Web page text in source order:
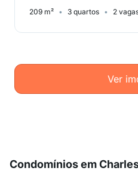
209 m²
3 quartos 2
Ver
Condomínios em